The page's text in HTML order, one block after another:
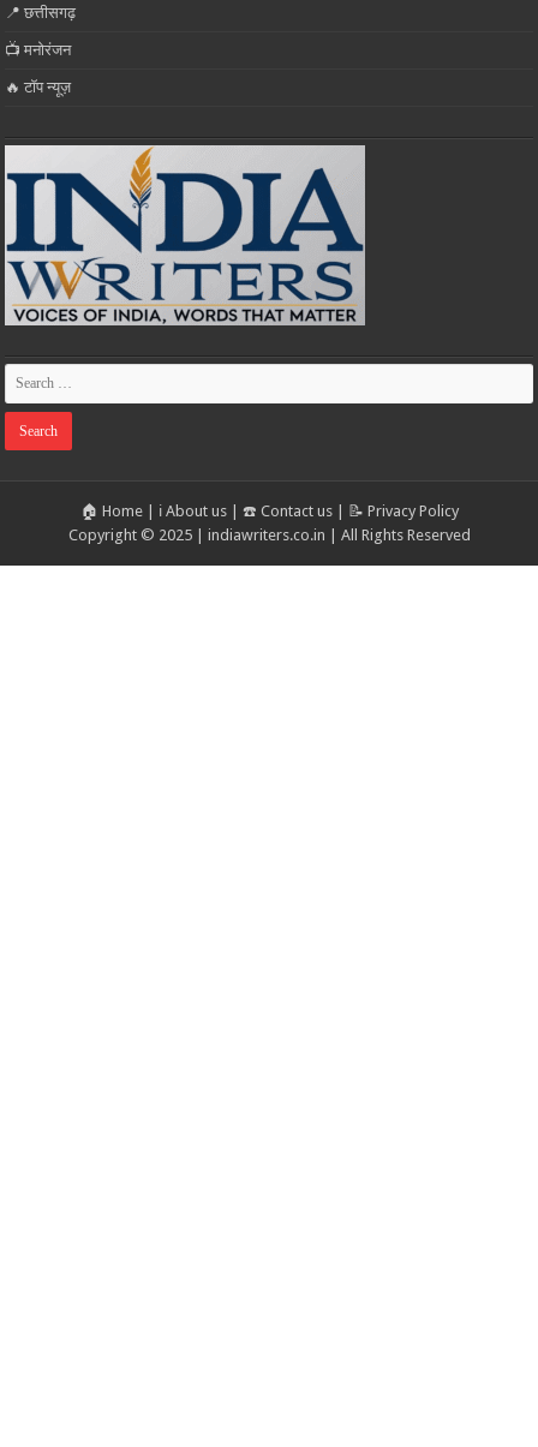
📍 छत्तीसगढ़
📺 मनोरंजन
🔥 टॉप न्यूज़
🏠 Home| ℹ️ About us| ☎️ Contact us| 📝 Privacy Policy
Copyright © 2025 | indiawriters.co.in | All Rights Reserved